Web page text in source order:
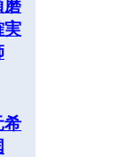
磨
実
希